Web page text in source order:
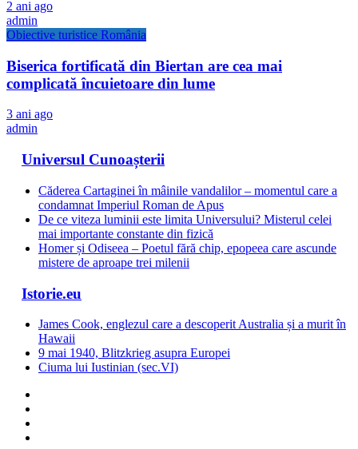
2 ani ago
admin
Obiective turistice România
Biserica fortificată din Biertan are cea mai
complicată încuietoare din lume
3 ani ago
admin
Universul Cunoașterii
Căderea Cartaginei în mâinile vandalilor – momentul care a
condamnat Imperiul Roman de Apus
De ce viteza luminii este limita Universului? Misterul celei
mai importante constante din fizică
Homer și Odiseea – Poetul fără chip, epopeea care ascunde
mistere de aproape trei milenii
Istorie.eu
James Cook, englezul care a descoperit Australia și a murit în
Hawaii
9 mai 1940, Blitzkrieg asupra Europei
Ciuma lui Iustinian (sec.VI)